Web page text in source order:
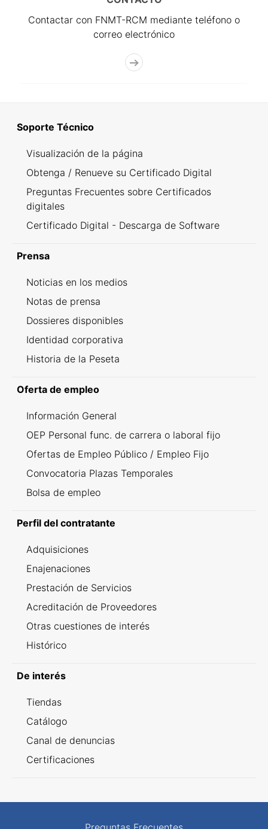
Contactar con FNMT-RCM mediante teléfono o
correo electrónico
Soporte Técnico
Visualización de la página
Obtenga / Renueve su Certificado Digital
Preguntas Frecuentes sobre Certificados
digitales
Certificado Digital - Descarga de Software
Prensa
Noticias en los medios
Notas de prensa
Dossieres disponibles
Identidad corporativa
Historia de la Peseta
Oferta de empleo
Información General
OEP Personal func. de carrera o laboral fijo
Ofertas de Empleo Público / Empleo Fijo
Convocatoria Plazas Temporales
Bolsa de empleo
Perfil del contratante
Adquisiciones
Enajenaciones
Prestación de Servicios
Acreditación de Proveedores
Otras cuestiones de interés
Histórico
De interés
Tiendas
Catálogo
Canal de denuncias
Certificaciones